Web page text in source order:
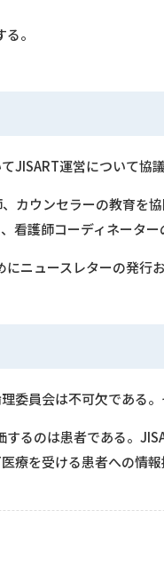
。
JISART運営について協
カウンセラーの教育を
看護師コーディネーター
ニュースレターの発行
委員会は不可欠である
するのは患者である。
療を受ける患者への情報